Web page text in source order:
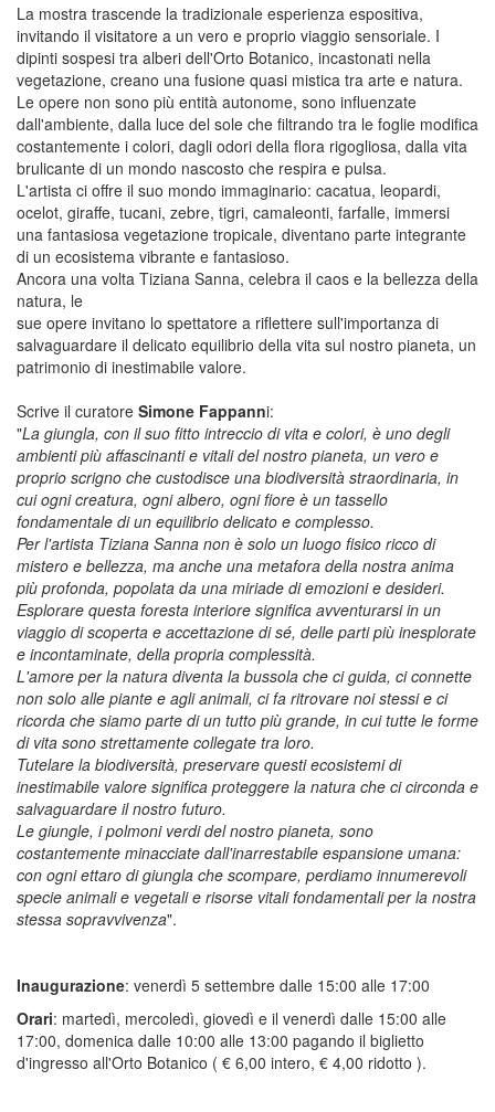
La mostra trascende la tradizionale esperienza espositiva,
invitando il visitatore a un vero e proprio viaggio sensoriale. I
dipinti sospesi tra alberi dell'Orto Botanico, incastonati nella
vegetazione, creano una fusione quasi mistica tra arte e natura.
Le opere non sono più entità autonome, sono influenzate
dall'ambiente, dalla luce del sole che filtrando tra le foglie modifica
costantemente i colori, dagli odori della flora rigogliosa, dalla vita
brulicante di un mondo nascosto che respira e pulsa.
L'artista ci offre il suo mondo immaginario: cacatua, leopardi,
ocelot, giraffe, tucani, zebre, tigri, camaleonti, farfalle, immersi
una fantasiosa vegetazione tropicale, diventano parte integrante
di un ecosistema vibrante e fantasioso.
Ancora una volta Tiziana Sanna, celebra il caos e la bellezza della
natura, le
sue opere invitano lo spettatore a riflettere sull'importanza di
salvaguardare il delicato equilibrio della vita sul nostro pianeta, un
patrimonio di inestimabile valore.
Scrive il curatore Simone Fappanni:
"La giungla, con il suo fitto intreccio di vita e colori, è uno degli
ambienti più affascinanti e vitali del nostro pianeta, un vero e
proprio scrigno che custodisce una biodiversità straordinaria, in
cui ogni creatura, ogni albero, ogni fiore è un tassello
fondamentale di un equilibrio delicato e complesso.
Per l'artista Tiziana Sanna non è solo un luogo fisico ricco di
mistero e bellezza, ma anche una metafora della nostra anima
più profonda, popolata da una miriade di emozioni e desideri.
Esplorare questa foresta interiore significa avventurarsi in un
viaggio di scoperta e accettazione di sé, delle parti più inesplorate
e incontaminate, della propria complessità.
L'amore per la natura diventa la bussola che ci guida, ci connette
non solo alle piante e agli animali, ci fa ritrovare noi stessi e ci
ricorda che siamo parte di un tutto più grande, in cui tutte le forme
di vita sono strettamente collegate tra loro.
Tutelare la biodiversità, preservare questi ecosistemi di
inestimabile valore significa proteggere la natura che ci circonda e
salvaguardare il nostro futuro.
Le giungle, i polmoni verdi del nostro pianeta, sono
costantemente minacciate dall'inarrestabile espansione umana:
con ogni ettaro di giungla che scompare, perdiamo innumerevoli
specie animali e vegetali e risorse vitali fondamentali per la nostra
stessa sopravvivenza".
Inaugurazione: venerdì 5 settembre dalle 15:00 alle 17:00
Orari: martedì, mercoledì, giovedì e il venerdì dalle 15:00 alle
17:00, domenica dalle 10:00 alle 13:00 pagando il biglietto
d'ingresso all'Orto Botanico ( € 6,00 intero, € 4,00 ridotto ).